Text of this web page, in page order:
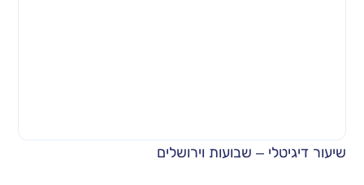
שיעור דיגיטלי – שבועות וירושלים